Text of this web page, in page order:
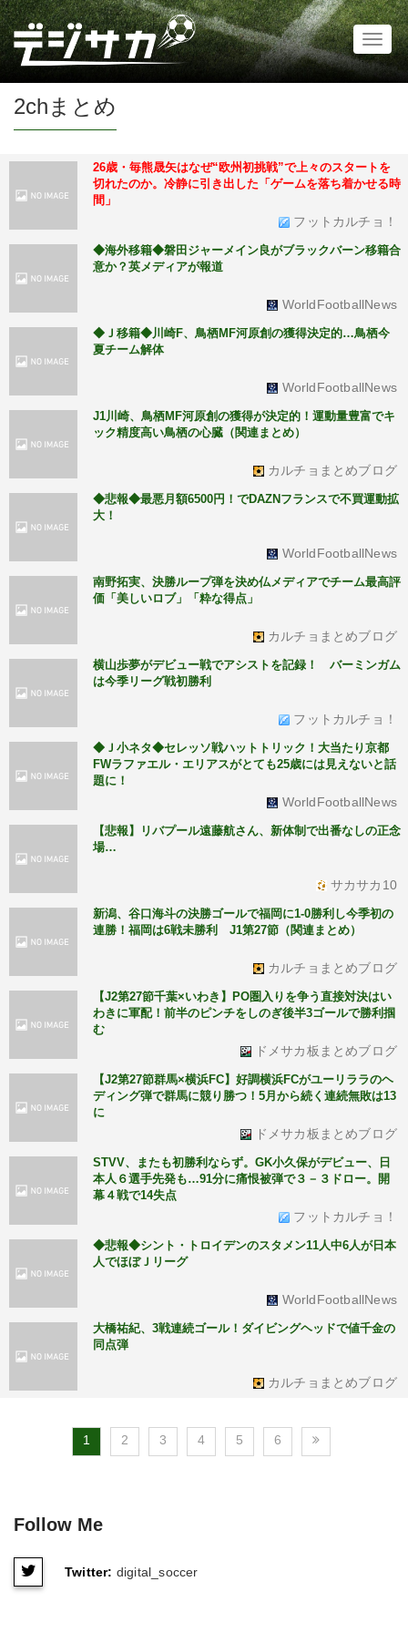
2chまとめ
26歳・毎熊晟矢はなぜ“欧州初挑戦”で上々のスタートを
切れたのか。冷静に引き出した「ゲームを落ち着かせる時
間」
フットカルチョ！
◆海外移籍◆磐田ジャーメイン良がブラックバーン移籍合
意か？英メディアが報道
WorldFootballNews
◆Ｊ移籍◆川崎F、鳥栖MF河原創の獲得決定的…鳥栖今
夏チーム解体
WorldFootballNews
J1川崎、鳥栖MF河原創の獲得が決定的！運動量豊富でキ
ック精度高い鳥栖の心臓（関連まとめ）
カルチョまとめブログ
◆悲報◆最悪月額6500円！でDAZNフランスで不買運動拡
大！
WorldFootballNews
南野拓実、決勝ループ弾を決め仏メディアでチーム最高評
価「美しいロブ」「粋な得点」
カルチョまとめブログ
横山歩夢がデビュー戦でアシストを記録！ バーミンガム
は今季リーグ戦初勝利
フットカルチョ！
◆Ｊ小ネタ◆セレッソ戦ハットトリック！大当たり京都
FWラファエル・エリアスがとても25歳には見えないと話
題に！
WorldFootballNews
【悲報】リバプール遠藤航さん、新体制で出番なしの正念
場…
サカサカ10
新潟、谷口海斗の決勝ゴールで福岡に1-0勝利し今季初の
連勝！福岡は6戦未勝利 J1第27節（関連まとめ）
カルチョまとめブログ
【J2第27節千葉×いわき】PO圏入りを争う直接対決はい
わきに軍配！前半のピンチをしのぎ後半3ゴールで勝利掴
む
ドメサカ板まとめブログ
【J2第27節群馬×横浜FC】好調横浜FCがユーリララのヘ
ディング弾で群馬に競り勝つ！5月から続く連続無敗は13
に
ドメサカ板まとめブログ
STVV、またも初勝利ならず。GK小久保がデビュー、日
本人６選手先発も…91分に痛恨被弾で３－３ドロー。開
幕４戦で14失点
フットカルチョ！
◆悲報◆シント・トロイデンのスタメン11人中6人が日本
人でほぼＪリーグ
WorldFootballNews
大橋祐紀、3戦連続ゴール！ダイビングヘッドで値千金の
同点弾
カルチョまとめブログ
1 2 3 4 5 6
Follow Me
Twitter: digital_soccer